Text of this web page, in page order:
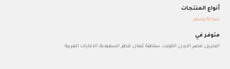
أنواع المنتجات
سياحة وسفر
متوفر في
البحرين, مصر, الاردن, الكويت, سلطنة عُمان, قطر, السعودية, الامارات العربية